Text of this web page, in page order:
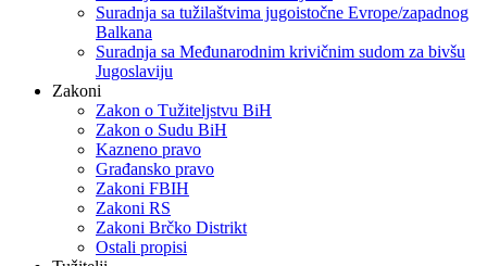
Suradnja sa tužilaštvima jugoistočne Evrope/zapadnog
Balkana
Suradnja sa Međunarodnim krivičnim sudom za bivšu
Jugoslaviju
Zakoni
Zakon o Тužiteljstvu BiH
Zakon o Sudu BiH
Kazneno pravo
Građansko pravo
Zakoni FBIH
Zakoni RS
Zakoni Brčko Distrikt
Ostali propisi